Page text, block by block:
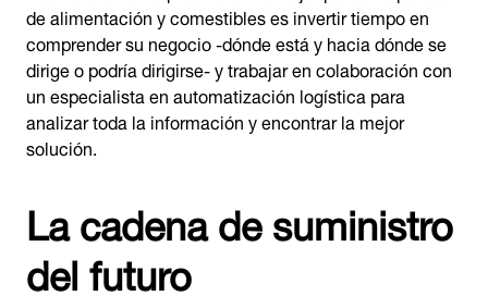
de alimentación y comestibles es invertir tiempo en
comprender su negocio -dónde está y hacia dónde se
dirige o podría dirigirse- y trabajar en colaboración con
un especialista en automatización logística para
analizar toda la información y encontrar la mejor
solución.
La cadena de suministro
del futuro